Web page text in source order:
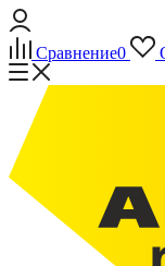
Сравнение0